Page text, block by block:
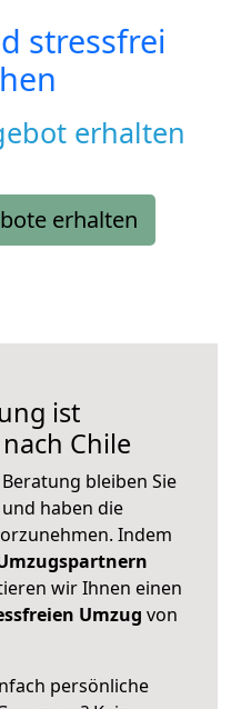
stressfrei
erhalten
erhalten
ist
Chile
bleiben Sie
haben die
Indem
wir Ihnen einen
Umzug von
persönliche